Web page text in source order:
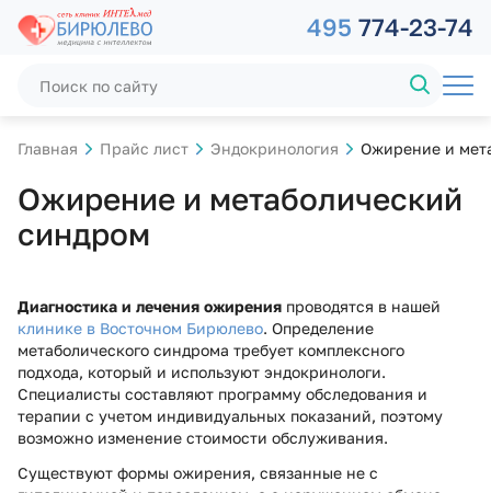
495 774-23-74
Главная Прайс лист Эндокринология Ожирение и
Ожирение и метаболический
синдром
Диагностика и лечения ожирения проводятся в нашей
клинике в Восточном Бирюлево. Определение
метаболического синдрома требует комплексного
подхода, который и используют эндокринологи.
Специалисты составляют программу обследования и
терапии с учетом индивидуальных показаний, поэтому
возможно изменение стоимости обслуживания.
Существуют формы ожирения, связанные не с